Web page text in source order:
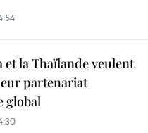
et la Thaïlande veulent
partenariat
global